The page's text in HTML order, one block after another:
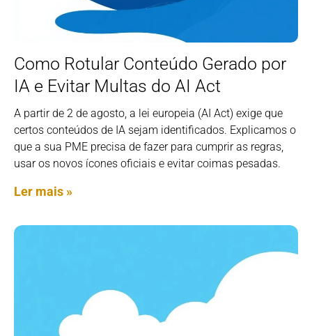
Como Rotular Conteúdo Gerado por
IA e Evitar Multas do AI Act
A partir de 2 de agosto, a lei europeia (AI Act) exige que
certos conteúdos de IA sejam identificados. Explicamos o
que a sua PME precisa de fazer para cumprir as regras,
usar os novos ícones oficiais e evitar coimas pesadas.
Ler mais »